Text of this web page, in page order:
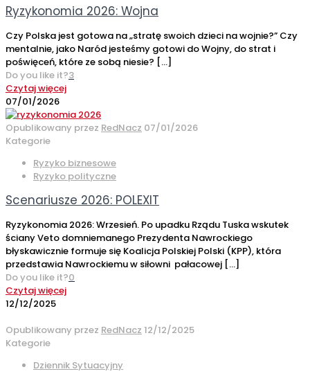
Ryzykonomia 2026: Wojna
Czy Polska jest gotowa na „stratę swoich dzieci na wojnie?” Czy
mentalnie, jako Naród jesteśmy gotowi do Wojny, do strat i
poświęceń, które ze sobą niesie? […]
Do you like it?3
Czytaj więcej
07/01/2026
Opublikowany przez RedNacz 07/01/2026
Kategorie
Ryzyko biznesowe
Ryzyko polityczne
Scenariusze 2026: POLEXIT
Ryzykonomia 2026: Wrzesień. Po upadku Rządu Tuska wskutek
ściany Veto domniemanego Prezydenta Nawrockiego
błyskawicznie formuje się Koalicja Polskiej Polski (KPP), która
przedstawia Nawrockiemu w siłowni pałacowej […]
Do you like it?0
Czytaj więcej
12/12/2025
Opublikowany przez RedNacz 12/12/2025
Kategorie
Dziennik Sytuacyjny